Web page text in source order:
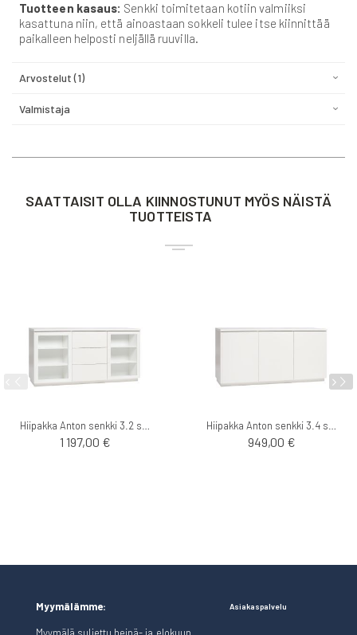
Tuotteen kasaus: Senkki toimitetaan kotiin valmiiksi
kasattuna niin, että ainoastaan sokkeli tulee itse kiinnittää
paikalleen helposti neljällä ruuvilla.
Arvostelut 1
Valmistaja
SAATTAISIT OLLA KIINNOSTUNUT MYÖS NÄISTÄ
TUOTTEISTA
1 197,00 € 949,00 €
Myymälämme: Asiakaspalvelu